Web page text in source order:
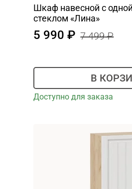
Шкаф навесной c
стеклом «Лина»
5 990 7 499
В
Доступно для заказа